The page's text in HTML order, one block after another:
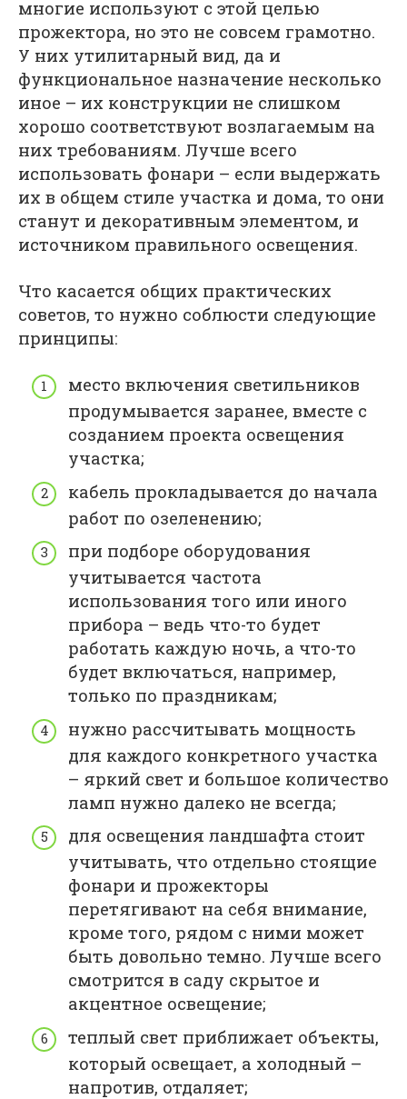
многие используют с этой целью
прожектора, но это не совсем грамотно.
У них утилитарный вид, да и
функциональное назначение несколько
иное – их конструкции не слишком
хорошо соответствуют возлагаемым на
них требованиям. Лучше всего
использовать фонари – если выдержать
их в общем стиле участка и дома, то они
станут и декоративным элементом, и
источником правильного освещения.
Что касается общих практических
советов, то нужно соблюсти следующие
принципы:
место включения светильников
продумывается заранее, вместе с
созданием проекта освещения
участка;
кабель прокладывается до начала
работ по озеленению;
при подборе оборудования
учитывается частота
использования того или иного
прибора – ведь что-то будет
работать каждую ночь, а что-то
будет включаться, например,
только по праздникам;
нужно рассчитывать мощность
для каждого конкретного участка
– яркий свет и большое количество
ламп нужно далеко не всегда;
для освещения ландшафта стоит
учитывать, что отдельно стоящие
фонари и прожекторы
перетягивают на себя внимание,
кроме того, рядом с ними может
быть довольно темно. Лучше всего
смотрится в саду скрытое и
акцентное освещение;
теплый свет приближает объекты,
который освещает, а холодный –
напротив, отдаляет;